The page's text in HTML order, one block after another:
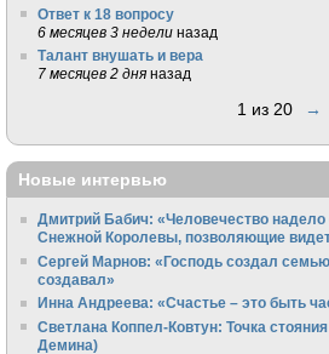
Ответ к 18 вопросу
6 месяцев 3 недели назад
Талант внушать и вера
7 месяцев 2 дня назад
1 из 20 →
Новые интервью
Дмитрий Бабич: «Человечество надело
Снежной Королевы, позволяющие
Сергей Марнов: «Господь создал
создавал»
Инна Андреева: «Счастье – это быть
Светлана Коппел-Ковтун: Точка
Демина)